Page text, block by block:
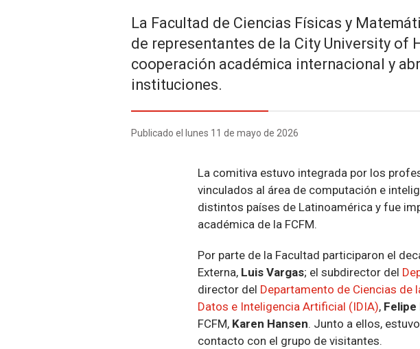
La Facultad de Ciencias Físicas y
de representantes de la City University of
cooperación académica internacional y
instituciones.
Publicado el lunes 11 de mayo de 2026
La comitiva estuvo integrada por los
vinculados al área de computación e
distintos países de Latinoamérica y fue
académica de la FCFM.
Por parte de la Facultad participaron el
Externa, Luis Vargas; el subdirector del
director del Departamento de Ciencias de
Datos e Inteligencia Artificial (IDIA), Felipe
FCFM, Karen Hansen. Junto a ellos,
contacto con el grupo de visitantes.